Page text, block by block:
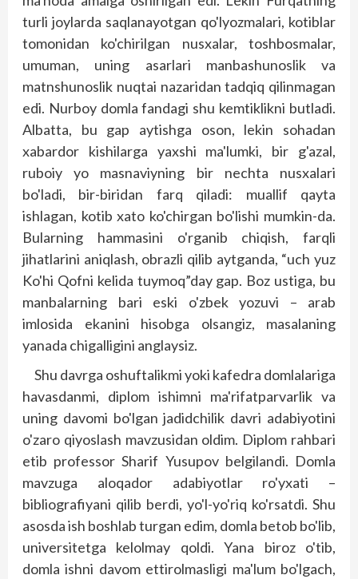
turli joylarda saqlanayotgan qo'lyozmalari, kotiblar
tomonidan ko'chirilgan nusxalar, toshbosmalar,
umuman, uning asarlari manbashunoslik va
matnshunoslik nuqtai nazaridan tadqiq qilinmagan
edi. Nurboy domla fandagi shu kemtiklikni butladi.
Albatta, bu gap aytishga oson, lekin sohadan
xabardor kishilarga yaxshi ma'lumki, bir g'azal,
ruboiy yo masnaviyning bir nechta nusxalari
bo'ladi, bir-biridan farq qiladi: muallif qayta
ishlagan, kotib xato ko'chirgan bo'lishi mumkin-da.
Bularning hammasini o'rganib chiqish, farqli
jihatlarini aniqlash, obrazli qilib aytganda, “uch yuz
Ko'hi Qofni kelida tuymoq”day gap. Boz ustiga, bu
manbalarning bari eski o'zbek yozuvi – arab
imlosida ekanini hisobga olsangiz, masalaning
yanada chigalligini anglaysiz.
Shu davrga oshuftalikmi yoki kafedra domlalariga
havasdanmi, diplom ishimni ma'rifatparvarlik va
uning davomi bo'lgan jadidchilik davri adabiyotini
o'zaro qiyoslash mavzusidan oldim. Diplom rahbari
etib professor Sharif Yusupov belgilandi. Domla
mavzuga aloqador adabiyotlar ro'yxati –
bibliografiyani qilib berdi, yo'l-yo'riq ko'rsatdi. Shu
asosda ish boshlab turgan edim, domla betob bo'lib,
universitetga kelolmay qoldi. Yana biroz o'tib,
domla ishni davom ettirolmasligi ma'lum bo'lgach,